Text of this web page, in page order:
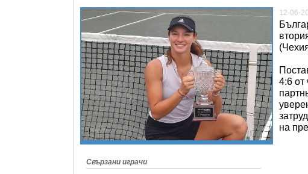
Свързани играчи
12-06-
4:6 от
на